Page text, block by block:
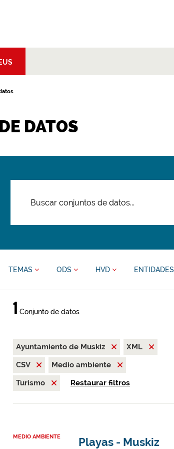
DATOS
TEMAS ODS HVD ENTIDADES
1 Conjunto de datos
Ayuntamiento de Muskiz
XML
CSV
Medio ambiente
Turismo
Restaurar filtros
MEDIO AMBIENTE Playas - Muskiz